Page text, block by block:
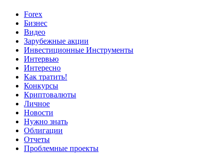
Forex
Бизнес
Видео
Зарубежные акции
Инвестиционные Инструменты
Интервью
Интересно
Как тратить!
Конкурсы
Криптовалюты
Личное
Новости
Нужно знать
Облигации
Отчеты
Проблемные проекты